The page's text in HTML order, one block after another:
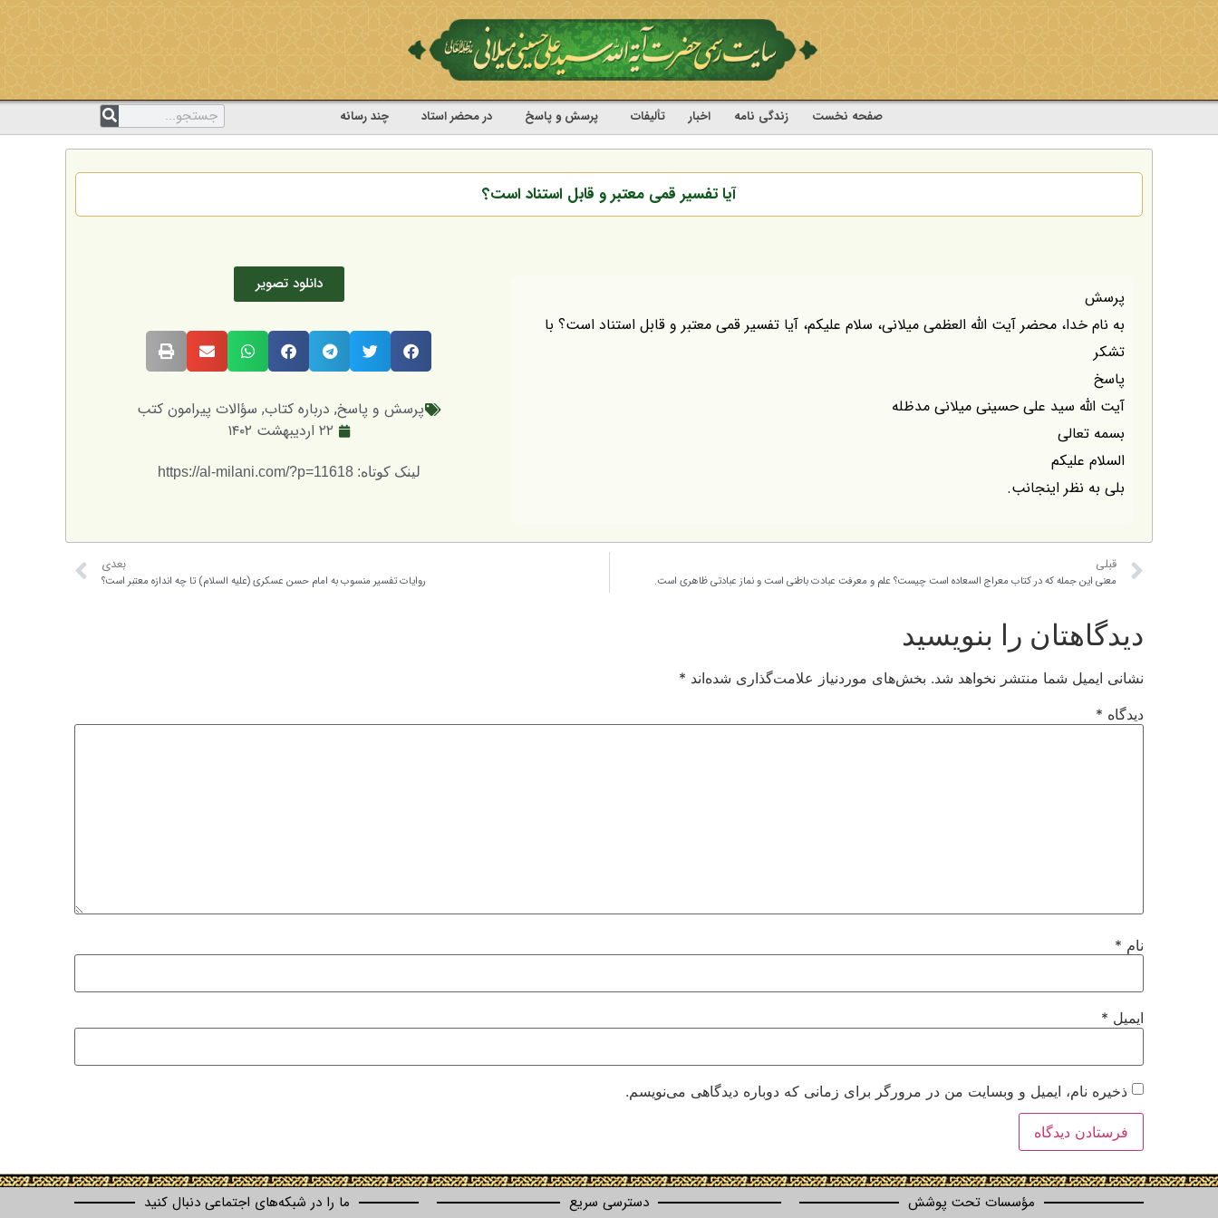
صفحه نخست زندگی نامه اخبار تألیفات پرسش و پاسخ در محضر استاد چند رسانه
آیا تفسیر قمی معتبر و قابل استناد است؟
پرسش
به نام خدا، محضر آیت الله العظمی میلانی، سلام علیکم، آیا تفسیر قمی معتبر و قابل استناد است؟ با
تشکر
پاسخ
آیت الله سید علی حسینی میلانی مدظله
بسمه تعالی
السلام علیکم
بلی به نظر اینجانب.
دانلود تصویر
پرسش و پاسخ, درباره کتاب, سؤالات پیرامون کتب
۲۲ اردیبهشت ۱۴۰۲
لینک کوتاه: https://al-milani.com/?p=11618
قبلی
معنی این جمله که در کتاب معراج السعاده است چیست؟ علم و معرفت عبادت باطنی است و نماز عبادتی ظاهری است.
بعدی
روایات تفسیر منسوب به امام حسن عسکری (علیه السلام) تا چه اندازه معتبر است؟
دیدگاهتان را بنویسید
نشانی ایمیل شما منتشر نخواهد شد. بخش‌های موردنیاز علامت‌گذاری شده‌اند *
دیدگاه *
نام *
ایمیل *
ذخیره نام، ایمیل و وبسایت من در مرورگر برای زمانی که دوباره دیدگاهی می‌نویسم.
مؤسسات تحت پوشش دسترسی سریع ما را در شبکه‌های اجتماعی دنبال کنید